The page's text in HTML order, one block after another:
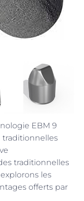
EBM 9
traditionnelles
traditionnelles
les
offerts par